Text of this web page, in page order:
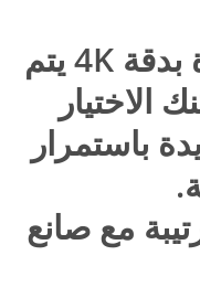
مع خلفيات حية جديدة بدقة 4K يتم
الاختيار
باستمرار
مع صانع